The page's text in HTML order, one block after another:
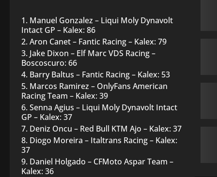
Manuel Gonzalez – Liqui Moly Dynavolt
Intact GP – Kalex: 86
Aron Canet – Fantic Racing – Kalex: 79
Jake Dixon – Elf Marc VDS Racing –
Boscoscuro: 66
Barry Baltus – Fantic Racing – Kalex: 53
Marcos Ramirez – OnlyFans American
Racing Team – Kalex: 39
Senna Agius – Liqui Moly Dynavolt Intact
GP – Kalex: 37
Deniz Oncu – Red Bull KTM Ajo – Kalex: 37
Diogo Moreira – Italtrans Racing – Kalex:
37
Daniel Holgado – CFMoto Aspar Team –
Kalex: 36